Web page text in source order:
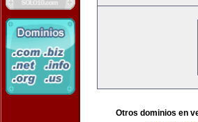
Otros dominios en